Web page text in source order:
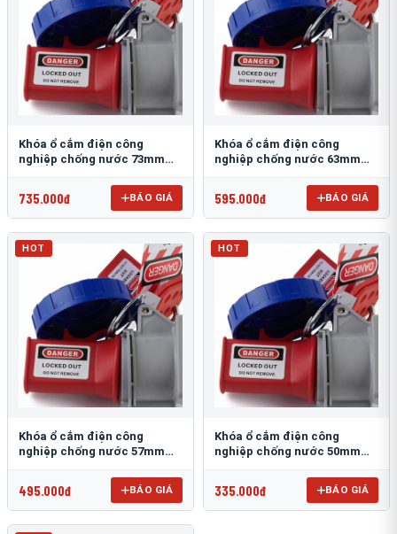
Khóa ổ cắm điện công
nghiệp chống nước 73mm
735.000đ BÁO GIÁ
Khóa ổ cắm điện công
nghiệp chống nước 63mm
595.000đ BÁO GIÁ
HOT
Khóa ổ cắm điện công
nghiệp chống nước 57mm
495.000đ BÁO GIÁ
HOT
Khóa ổ cắm điện công
nghiệp chống nước 50mm
335.000đ BÁO GIÁ